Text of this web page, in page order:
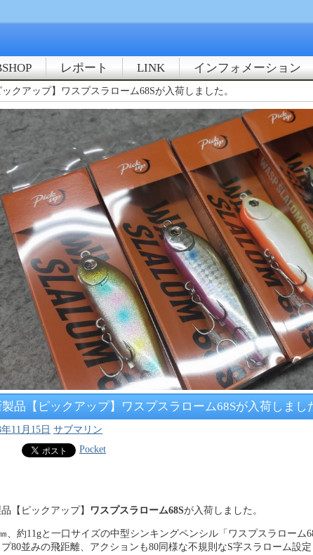
レポート LINK インフォメーション
クアップ】ワスプスラローム68Sが入荷しました。
製品【ピックアップ】ワスプスラローム68Sが入荷しまし
年11月15日 サブマリン
Pocket
【ピックアップ】 ワスプスラローム68Sが入荷しました。
、約11gと一口サイズの中型シンキングペンシル「ワスプスラローム
プ80並みの飛距離、アクションも80同様な不規則なS字スラローム設定